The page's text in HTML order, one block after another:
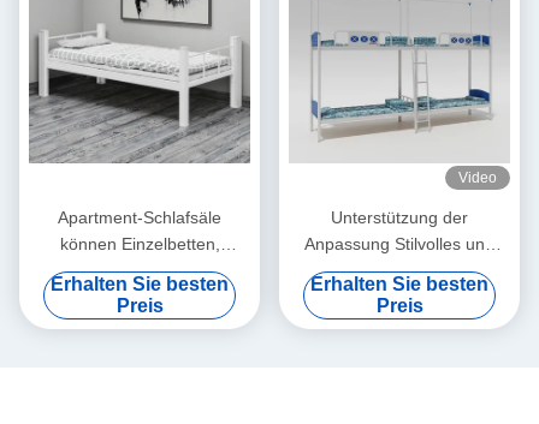
Apartment-Schlafsäle
können Einzelbetten,
moderne dicke kaltgewalzte
Stahlrahmenbetten,
langlebige Einlagen-
Erhalten Sie besten
Preis
Video
Unterstützung der
Anpassung Stilvolles und
funktionelles Schlafzimmer
Bunkbett für
Studentenunterkünfte
Erhalten Sie besten
Preis